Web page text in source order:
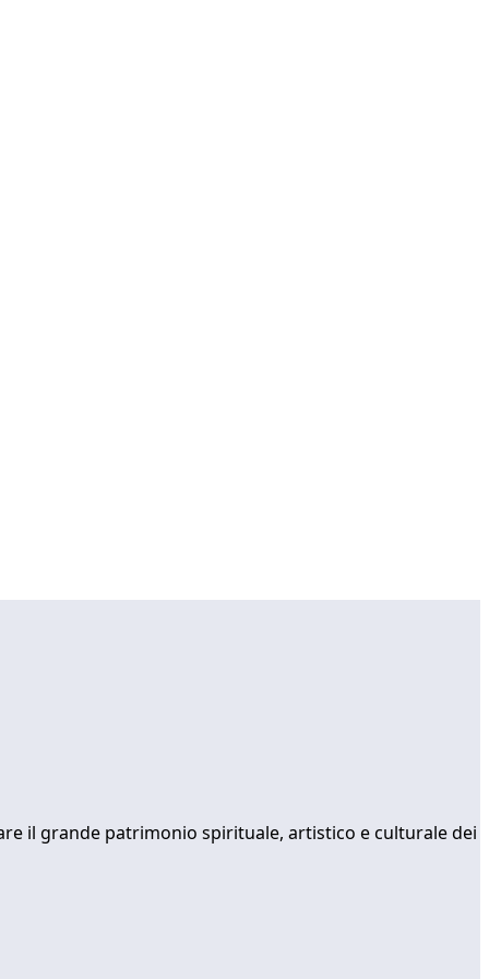
il grande patrimonio spirituale, artistico e culturale dei